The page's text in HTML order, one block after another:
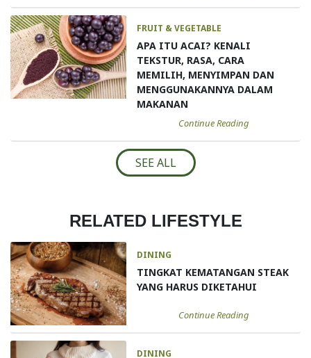
FRUIT & VEGETABLE
APA ITU ACAI? KENALI
TEKSTUR, RASA, CARA
MEMILIH, MENYIMPAN DAN
MENGGUNAKANNYA DALAM
MAKANAN
Continue Reading
SEE ALL
RELATED LIFESTYLE
DINING
TINGKAT KEMATANGAN STEAK
YANG HARUS DIKETAHUI
Continue Reading
DINING